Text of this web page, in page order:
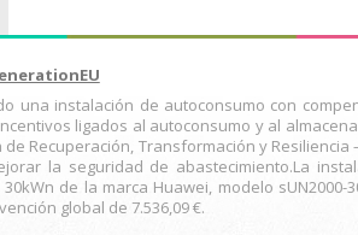
una instalación de autoconsumo con
ligados al autoconsumo y al
Recuperación, Transformación y
la seguridad de abastecimiento.La
de la marca Huawei, modelo
global de 7.536,09 €.